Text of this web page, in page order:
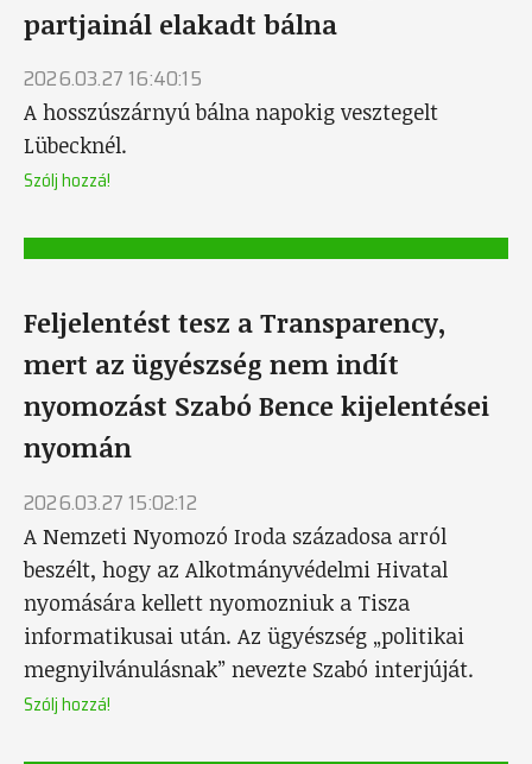
partjainál elakadt bálna
2026.03.27 16:40:15
A hosszúszárnyú bálna napokig vesztegelt
Lübecknél.
Szólj hozzá!
Feljelentést tesz a Transparency,
mert az ügyészség nem indít
nyomozást Szabó Bence kijelentései
nyomán
2026.03.27 15:02:12
A Nemzeti Nyomozó Iroda századosa arról
beszélt, hogy az Alkotmányvédelmi Hivatal
nyomására kellett nyomozniuk a Tisza
informatikusai után. Az ügyészség „politikai
megnyilvánulásnak” nevezte Szabó interjúját.
Szólj hozzá!